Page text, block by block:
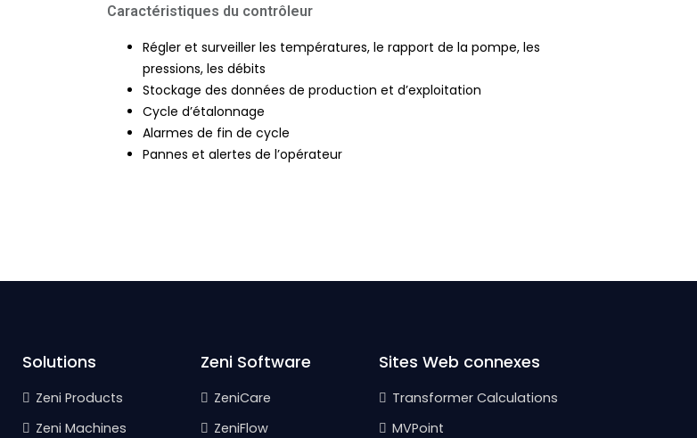
Caractéristiques du contrôleur
Régler et surveiller les températures, le rapport de la pompe, les
pressions, les débits
Stockage des données de production et d’exploitation
Cycle d’étalonnage
Alarmes de fin de cycle
Pannes et alertes de l’opérateur
Sites Web connexes
Transformer Calculations
MVPoint
Solutions
Zeni Products
Zeni Machines
Zeni Software
ZeniCare
ZeniFlow